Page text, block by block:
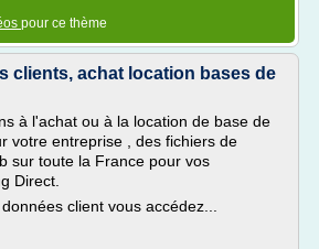
pour ce thème
clients, achat location bases de
à l'achat ou à la location de base de
votre entreprise , des fichiers de
sur toute la France pour vos
Direct.
client vous accédez...